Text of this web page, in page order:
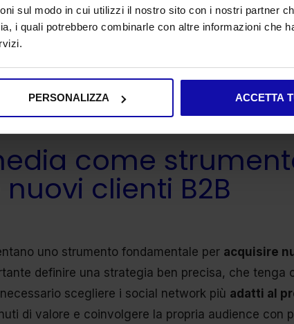
sul modo in cui utilizzi il nostro sito con i nostri partner
i quali potrebbero combinarle con altre informazioni che
PERSONALIZZA ACCETTA
qualificati. Contattaci per una consulenza
RICHIEDI UNA CONSULENZA
come
clienti B2B
uno strumento fondamentale per acquisire
definire una strategia ben precisa, che tenga
scegliere i social network più adatti al
di valore e coinvolgere la propria audience con